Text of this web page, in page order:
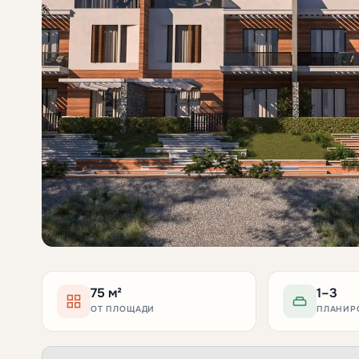
75 м²
ОТ ПЛОЩАДИ
1–3